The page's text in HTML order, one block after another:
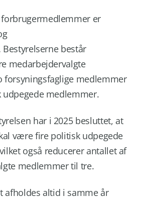
er
Bestyrelserne består
medarbejdervalgte
forsyningsfaglige medlemmer
udpegede medlemmer.
har i 2025 besluttet, at
være fire politisk udpegede
også reducerer antallet af
medlemmer til tre.
afholdes altid i samme år